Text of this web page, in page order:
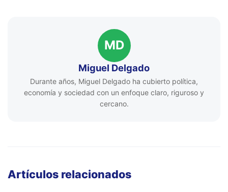
MD
Miguel Delgado
Durante años, Miguel Delgado ha cubierto política,
economía y sociedad con un enfoque claro, riguroso y
cercano.
Artículos relacionados